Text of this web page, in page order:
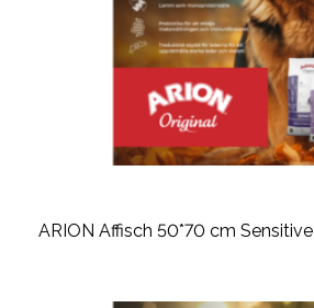
ARION Affisch 50*70 cm Sensitive